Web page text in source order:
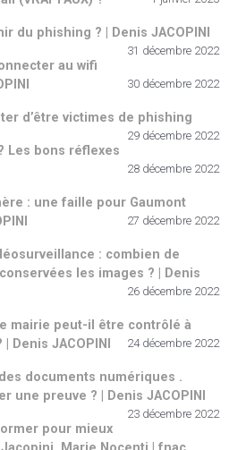
du phishing ? | Denis JACOPINI
31 décembre 2022
au wifi
30 décembre 2022
d’être victimes de phishing
29 décembre 2022
Les bons réflexes
28 décembre 2022
: une faille pour Gaumont
27 décembre 2022
: combien de
les images ? | Denis
26 décembre 2022
mairie peut-il être contrôlé à
Denis JACOPINI
24 décembre 2022
documents numériques .
une preuve ? | Denis JACOPINI
23 décembre 2022
pour mieux